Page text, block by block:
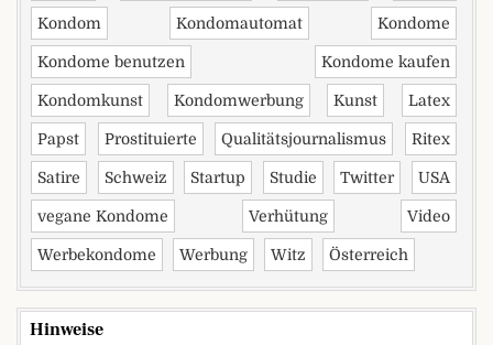
Kondom Kondomautomat Kondome
Kondome benutzen Kondome kaufen
Kondomkunst Kondomwerbung Kunst Latex
Papst Prostituierte Qualitätsjournalismus Ritex
Satire Schweiz Startup Studie Twitter USA
vegane Kondome Verhütung Video
Werbekondome Werbung Witz Österreich
Hinweise